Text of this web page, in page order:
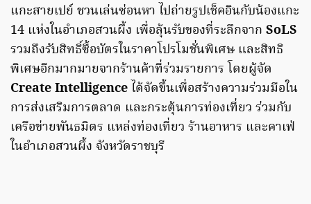
แกะสายเปย์ ชวนเล่นซ่อนหา ไปถ่ายรูปเช็คอินกับน้องแกะ
14 แห่งในอำเภอสวนผึ้ง เพื่อลุ้นรับของที่ระลึกจาก SoLS
รวมถึงรับสิทธิ์ซื้อบัตรในราคาโปรโมชั่นพิเศษ และสิทธิ
พิเศษอีกมากมายจากร้านค้าที่ร่วมรายการ โดยผู้จัด
Create Intelligence ได้จัดขึ้นเพื่อสร้างความร่วมมือใน
การส่งเสริมการตลาด และกระตุ้นการท่องเที่ยว ร่วมกับ
เครือข่ายพันธมิตร แหล่งท่องเที่ยว ร้านอาหาร และคาเฟ่
ในอำเภอสวนผึ้ง จังหวัดราชบุรี